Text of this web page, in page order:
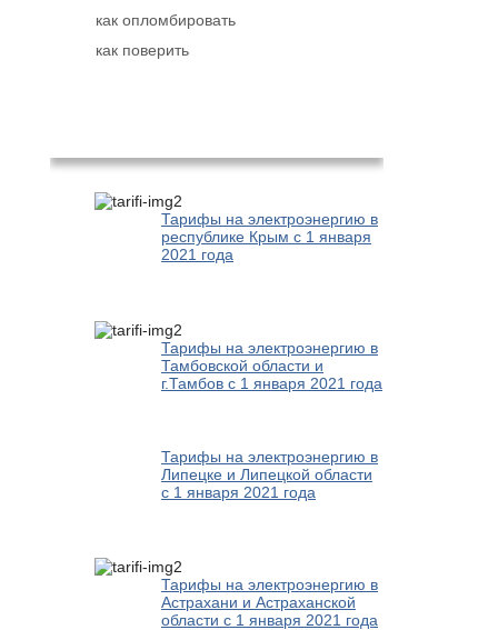
как опломбировать
как поверить
Тарифы на электроэнергию в
республике Крым с 1 января
2021 года
Тарифы на электроэнергию в
Тамбовской области и
г.Тамбов с 1 января 2021 года
Тарифы на электроэнергию в
Липецке и Липецкой области
с 1 января 2021 года
Тарифы на электроэнергию в
Астрахани и Астраханской
области с 1 января 2021 года